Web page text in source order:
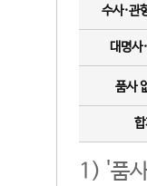
수사·관
대명사
품사
합
1) '품